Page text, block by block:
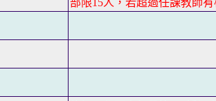
部限15人，若超過任課教師有